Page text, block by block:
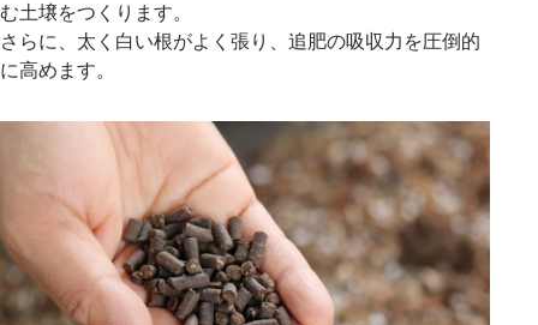
む土壌をつくります。
さらに、太く白い根がよく張り、追肥の吸収力を圧倒的
に高めます。